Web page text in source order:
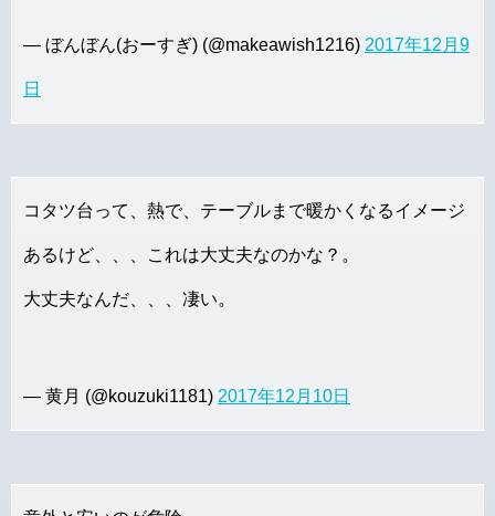
— ぼんぼん(おーすぎ) (@makeawish1216) 2017年12月9
日
コタツ台って、熱で、テーブルまで暖かくなるイメージ
あるけど、、、これは大丈夫なのかな？。
大丈夫なんだ、、、凄い。
— 黄月 (@kouzuki1181) 2017年12月10日